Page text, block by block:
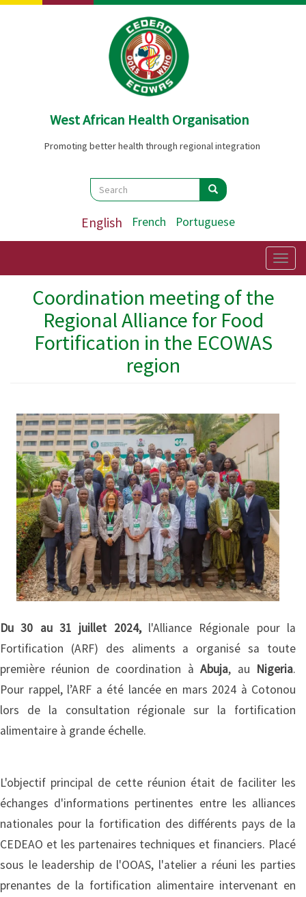
Skip
West African Health Organisation
Promoting better health through regional integration
Search
Search Search
English French Portuguese
Coordination meeting of the
Regional Alliance for Food
Fortification in the ECOWAS
region
Du 30 au 31 juillet 2024, l'Alliance Régionale pour la
Fortification (ARF) des aliments a organisé sa toute
première réunion de coordination àAbuja, au Nigeria.
Pour rappel, l’ARF a été lancée en mars 2024 à Cotonou
lors de la consultation régionale sur la fortification
alimentaire à grande échelle.
L'objectif principal de cette réunion était de faciliter les
échanges d'informations pertinentes entre les alliances
nationales pour la fortification des différents pays de la
CEDEAO et les partenaires techniques et financiers. Placé
sous le leadership de l'OOAS, l'atelier a réuni les parties
prenantes de la fortification alimentaire intervenant en